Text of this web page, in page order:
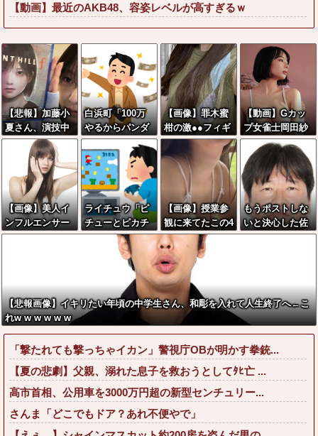
【動画】最近のAKB48、容姿レベルが高すぎるｗ
【悲報】加藤小
夏さん、演技中
に惚れた俳優に
ついて触れてし
白浜町「100万
やるからパンダ
に代わる観光資
源考えて」
【画像】罪木蜜
柑の激●●フィギ
ュアwwwwwww
w
【動画】Gカッ
プ女雀士岡田紗
佳(32)、あたシ
コ乳プルンプル
ンダンス
【画像】美人イ
ンフルエンサー
さん「20歳でア
れってガチな
ん？それともネ
タなん？w w w
w w w w w w
ライチュウ「ピ
チューとピカチ
ュウより圧倒的
に強いですｗｗ
ｗｗ」←こいつ
が不人気な理由
【画像】授業参
観に来てたこの4
人のママの誰の
乳を舐めまわし
たい？wwwww
w
もうポストしな
いと決心した佐
藤二朗、ついに
【悲報画像】イキリたい年頃の中学生さん、和彫を入れて人生終了へ←こ
れw w w w w w
「撃たれても撃っちゃイカン」警視庁OBが明かす拳銃...
【夏の悲劇】父親、溺れた息子を救おうとしてﾀﾋ亡 ...
高市首相、公用車を3000万円超の新型センチュリー...
さんま「どこでもドア？あれ不便やで」